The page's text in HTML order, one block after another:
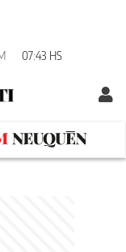
07:43 HS